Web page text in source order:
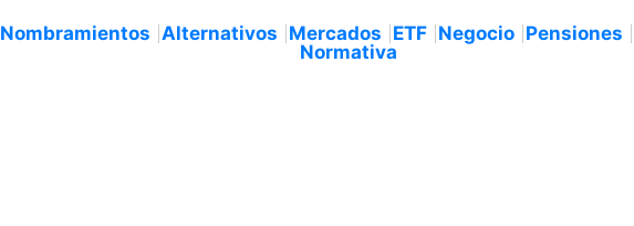
Nombramientos Alternativos Mercados ETF Negocio Pensiones
Normativa